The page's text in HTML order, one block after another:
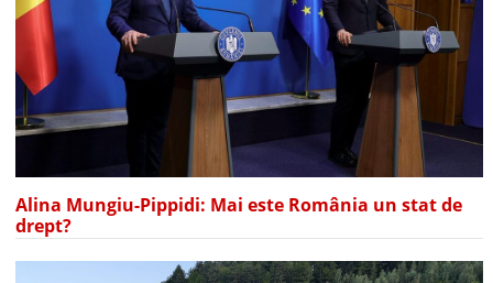
Alina Mungiu-Pippidi: Mai este România un stat de
drept?